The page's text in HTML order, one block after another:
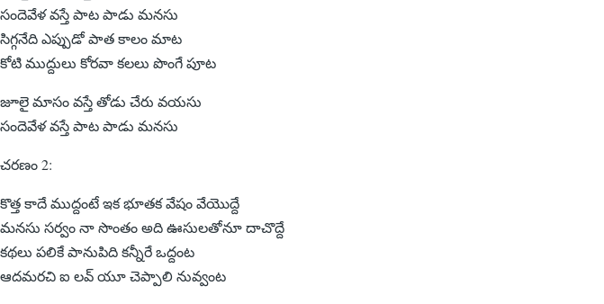
సందెవేళ వస్తే పాట పాడు మనసు
సిగ్గనేది ఎప్పుడో పాత కాలం మాట
కోటి ముద్దులు కోరవా కలలు పొంగే పూట
జూలై మాసం వస్తే తోడు చేరు వయసు
సందెవేళ వస్తే పాట పాడు మనసు
చరణం 2:
కొత్త కాదే ముద్దంటే ఇక భూతక వేషం వేయొద్దే
మనసు సర్వం నా సొంతం అది ఊసులతోనూ దాచొద్దే
కథలు పలికే పానుపిది కన్నీరే ఒద్దంట
ఆదమరచి ఐ లవ్ యూ చెప్పాలి నువ్వంట